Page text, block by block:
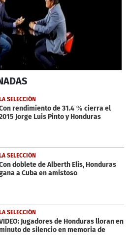
SELECCIÓN
rendimiento de 31.4 % cierra el
Jorge Luis Pinto y Honduras
LA SELECCIÓN
doblete de Alberth Elis, Honduras
a Cuba en amistoso
LA SELECCIÓN
Jugadores de Honduras lloran en
de silencio en memoria de